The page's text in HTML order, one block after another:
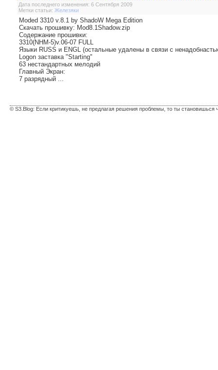
Дата последнего изменения: 6 Сентября 2009
Метки статьи: Железяки
Moded 3310 v.8.1 by ShadoW Mega Edition
Скачать прошивку: Mod8.1Shadow.zip
Содержание прошивки:
3310(NHM-5)v.06-07 FULL
Языки RUSS и ENGL (остальные удалены в связи с
Logon заставка "Starting"
63 нестандартных мелодий
Главный Экран:
7 разрядный ...
© S3.Blog: Если критикуешь, не предлагая решения проблемы, то ты становишься